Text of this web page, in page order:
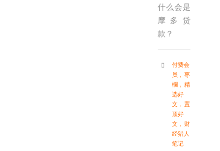
什么会是
摩多贷
款？
付费会
员 ， 專
欄 ， 精
选好
文 ， 置
顶好
文 ， 财
经猎人
笔记